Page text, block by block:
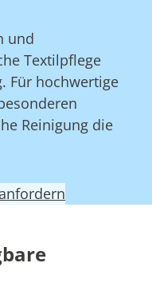
und
Textilpflege
Für hochwertige
Reinigung die